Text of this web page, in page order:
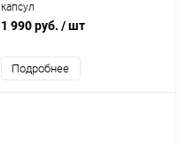
капсул
1 990 руб. / шт
Подробнее